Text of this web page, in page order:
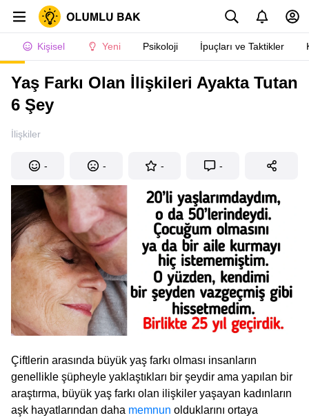
Kişisel Yeni Psikoloji İpuçları ve Taktikler
Yaş Farkı Olan İlişkileri Ayakta Tutan
6 Şey
İlişkiler
- - - -
Çiftlerin arasında büyük yaş farkı olması insanların
genellikle şüpheyle yaklaştıkları bir şeydir ama yapılan bir
araştırma, büyük yaş farkı olan ilişkiler yaşayan kadınların
aşk hayatlarından daha memnun olduklarını ortaya